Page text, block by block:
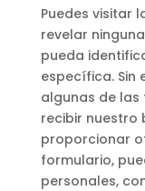
Puedes visitar
revelar
pueda
específica. Sin
algunas de las
recibir nuestro
proporcionar
formulario,
personales,